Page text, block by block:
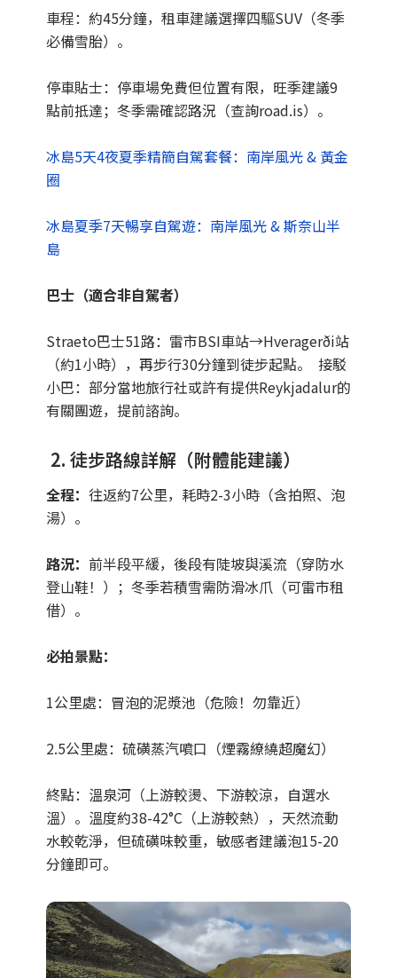
車程：約45分鐘，租車建議選擇四驅SUV（冬季
必備雪胎）。
停車貼士：停車場免費但位置有限，旺季建議9
點前抵達；冬季需確認路況（查詢road.is）。
冰島5天4夜夏季精簡自駕套餐：南岸風光 & 黃金
圈
冰島夏季7天暢享自駕遊：南岸風光 & 斯奈山半
島
巴士（適合非自駕者）
Straeto巴士51路：雷市BSI車站→Hveragerði站
（約1小時），再步行30分鐘到徒步起點。 接駁
小巴：部分當地旅行社或許有提供Reykjadalur的
有關團遊，提前諮詢。
2. 徒步路線詳解（附體能建議）
全程： 往返約7公里，耗時2-3小時（含拍照、泡
湯）。
路況： 前半段平緩，後段有陡坡與溪流（穿防水
登山鞋！）；冬季若積雪需防滑冰爪（可雷市租
借）。
必拍景點：
1公里處：冒泡的泥漿池（危險！勿靠近）
2.5公里處：硫磺蒸汽噴口（煙霧繚繞超魔幻）
終點：溫泉河（上游較燙、下游較涼，自選水
溫）。溫度約38-42°C（上游較熱），天然流動
水較乾淨，但硫磺味較重，敏感者建議泡15-20
分鐘即可。